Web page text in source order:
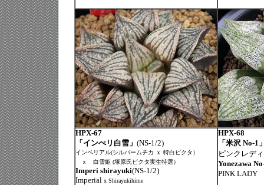
HPX-67
「インぺリ白雪」 (NS-1/2)
インペリアル(シルバームチカ ｘ 特白ピクタ）
ｘ 白雪姫 (塚原氏ピクタ実生特選）
Imperi shirayuki(NS-1/2)
Imperial x Shirayukihime
HPX-68
「米沢 No-1
ピンクレデ
Yonezawa
PINK LADY